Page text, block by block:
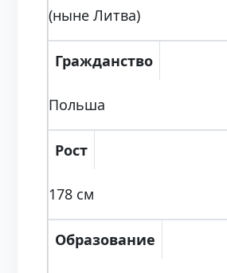
(ныне Литва)
Гражданство
Польша
Рост
178 см
Образование